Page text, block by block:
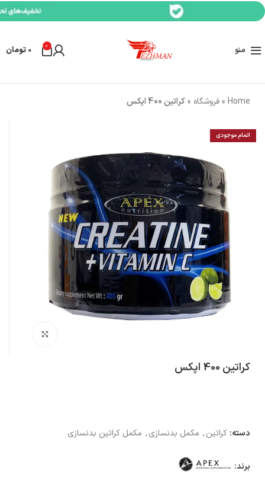
منو 0
0 تومان
Home
»فروشگاه »کراتین 400 اپکس
اتمام موجودی
بزرگنمایی تصویر
کراتین 400 اپکس
دسته: کراتین, مکمل بدنسازی, مکمل کراتین بدنسازی
برند: